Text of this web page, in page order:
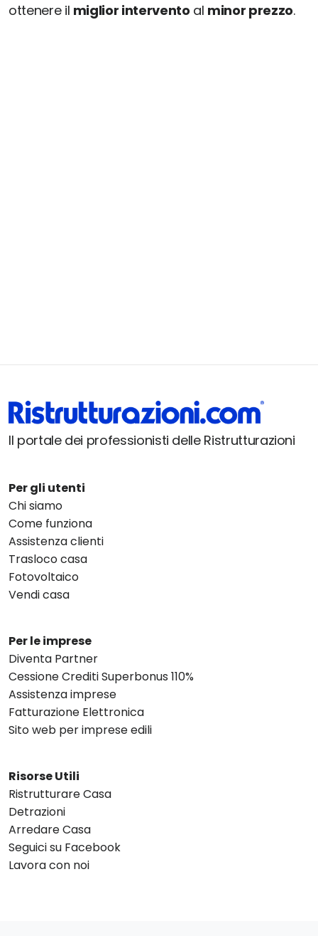
ottenere il miglior intervento al minor prezzo.
Il portale dei professionisti delle Ristrutturazioni
Per gli utenti
Chi siamo
Come funziona
Assistenza clienti
Trasloco casa
Fotovoltaico
Vendi casa
Per le imprese
Diventa Partner
Cessione Crediti Superbonus 110%
Assistenza imprese
Fatturazione Elettronica
Sito web per imprese edili
Risorse Utili
Ristrutturare Casa
Detrazioni
Arredare Casa
Seguici su Facebook
Lavora con noi